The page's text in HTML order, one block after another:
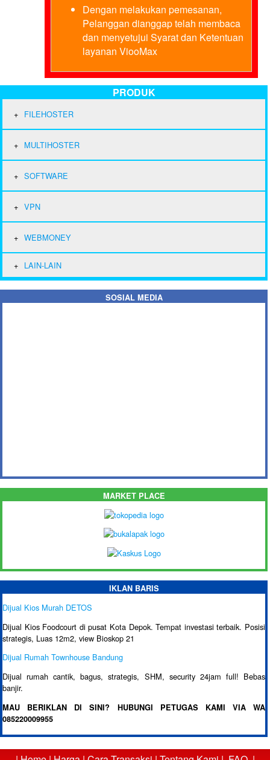
Dengan melakukan pemesanan,
Pelanggan dianggap telah membaca
dan menyetujui Syarat dan Ketentuan
layanan ViooMax
PRODUK
FILEHOSTER
MULTIHOSTER
SOFTWARE
VPN
WEBMONEY
LAIN-LAIN
SOSIAL MEDIA
MARKET PLACE
IKLAN BARIS
Dijual Kios Murah DETOS
Dijual Kios Foodcourt di pusat Kota Depok. Tempat investasi terbaik. Posisi
strategis, Luas 12m2, view Bioskop 21
Dijual Rumah Townhouse Bandung
Dijual rumah cantik, bagus, strategis, SHM, security 24jam full! Bebas
banjir.
MAU BERIKLAN DI SINI? HUBUNGI PETUGAS KAMI VIA WA
085220009955